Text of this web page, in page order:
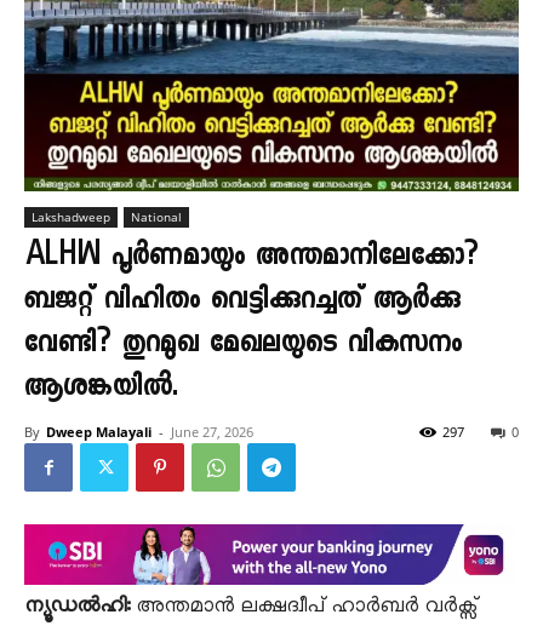
Lakshadweep National
ALHW പൂർണമായും അന്തമാനിലേക്കോ?
ബജറ്റ് വിഹിതം വെട്ടിക്കുറച്ചത് ആർക്കു
വേണ്ടി? തുറമുഖ മേഖലയുടെ വികസനം
ആശങ്കയിൽ.
By Dweep Malayali - June 27, 2026 0
297
ന്യൂഡൽഹി:അന്തമാൻ ലക്ഷദ്വീപ് ഹാർബർ വർക്സ്